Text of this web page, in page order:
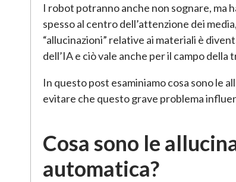
I robot potranno anche non sognare, ma
spesso al centro dell’attenzione dei
“allucinazioni” relative ai materiali è
dell’IA e ciò vale anche per il campo
In questo post esaminiamo cosa sono le
evitare che questo grave problema
Cosa sono le
automatica?